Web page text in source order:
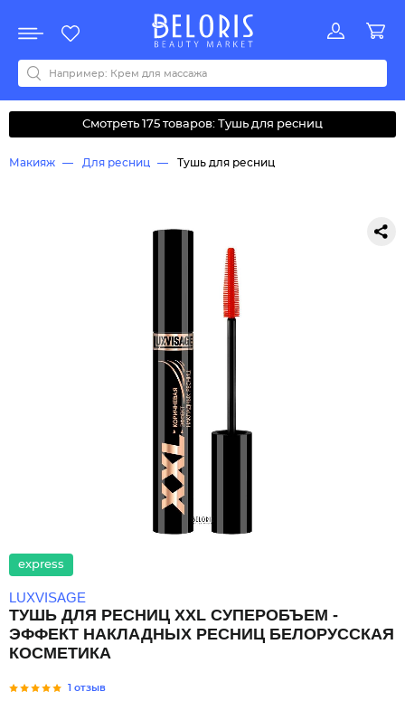
Акции
Все бренды
0-9ABCDEFGHIJKLMNOPQRSTUVWYZАБВДЗИМОКЛНПРСТУФ
Смотреть 175 товаров: Тушь для ресниц
Макияж Для ресниц Тушь для ресниц
express
LUXVISAGE
ТУШЬ ДЛЯ РЕСНИЦ XXL СУПЕРОБЪЕМ -
ЭФФЕКТ НАКЛАДНЫХ РЕСНИЦ БЕЛОРУССКАЯ
КОСМЕТИКА
1 отзыв